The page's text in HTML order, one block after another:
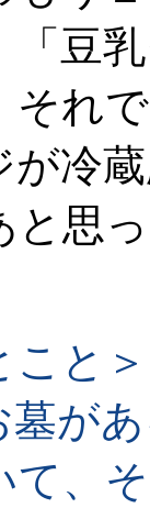
「豆
それ
が冷
と思
こと＞
が
て、